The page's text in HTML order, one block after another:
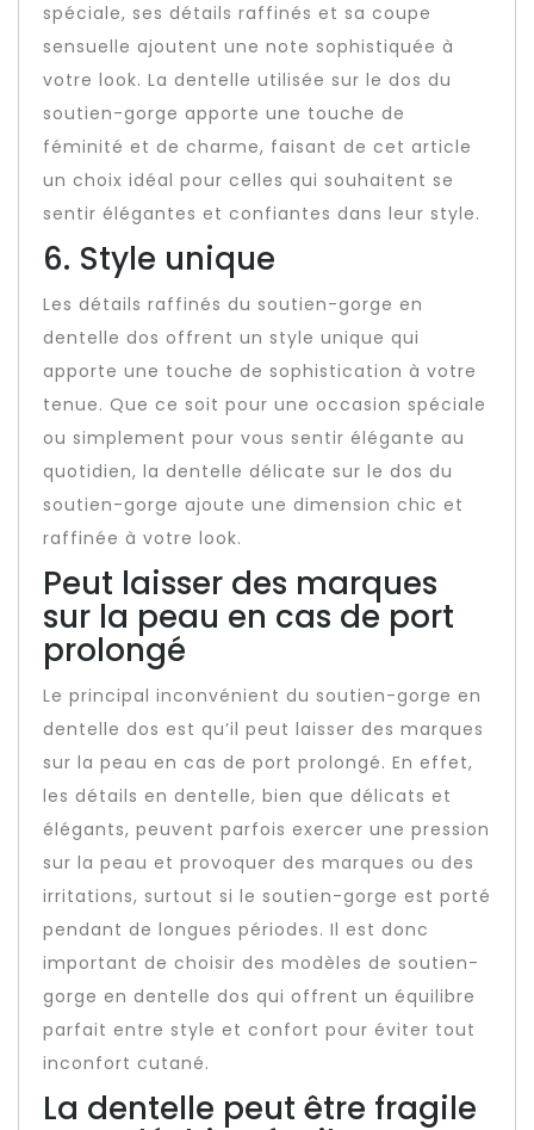
spéciale, ses détails raffinés et sa coupe
sensuelle ajoutent une note sophistiquée à
votre look. La dentelle utilisée sur le dos du
soutien-gorge apporte une touche de
féminité et de charme, faisant de cet article
un choix idéal pour celles qui souhaitent se
sentir élégantes et confiantes dans leur style.
6. Style unique
Les détails raffinés du soutien-gorge en
dentelle dos offrent un style unique qui
apporte une touche de sophistication à votre
tenue. Que ce soit pour une occasion spéciale
ou simplement pour vous sentir élégante au
quotidien, la dentelle délicate sur le dos du
soutien-gorge ajoute une dimension chic et
raffinée à votre look.
Peut laisser des marques
sur la peau en cas de port
prolongé
Le principal inconvénient du soutien-gorge en
dentelle dos est qu’il peut laisser des marques
sur la peau en cas de port prolongé. En effet,
les détails en dentelle, bien que délicats et
élégants, peuvent parfois exercer une pression
sur la peau et provoquer des marques ou des
irritations, surtout si le soutien-gorge est porté
pendant de longues périodes. Il est donc
important de choisir des modèles de soutien-
gorge en dentelle dos qui offrent un équilibre
parfait entre style et confort pour éviter tout
inconfort cutané.
La dentelle peut être fragile